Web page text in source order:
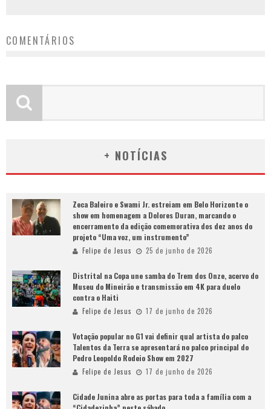
COMENTÁRIOS
+ NOTÍCIAS
Zeca Baleiro e Swami Jr. estreiam em Belo Horizonte o
show em homenagem a Dolores Duran, marcando o
encerramento da edição comemorativa dos dez anos do
projeto “Uma voz, um instrumento”
Felipe de Jesus 25 de junho de 2026
Distrital na Copa une samba do Trem dos Onze, acervo do
Museu do Mineirão e transmissão em 4K para duelo
contra o Haiti
Felipe de Jesus 17 de junho de 2026
Votação popular no G1 vai definir qual artista do palco
Talentos da Terra se apresentará no palco principal do
Pedro Leopoldo Rodeio Show em 2027
Felipe de Jesus 17 de junho de 2026
Cidade Junina abre as portas para toda a família com a